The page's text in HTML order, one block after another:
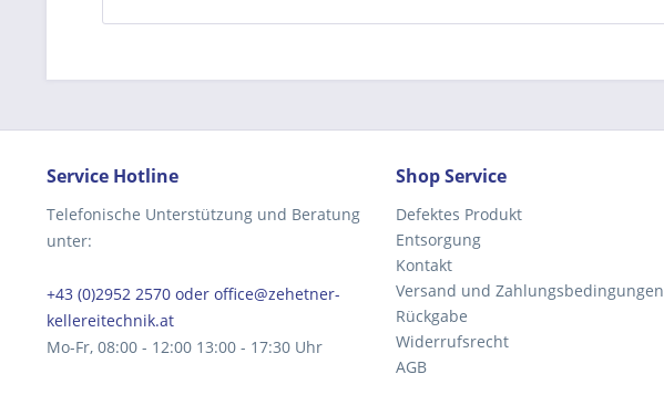
Service Hotline
Telefonische Unterstützung und Beratung
unter:
+43 (0)2952 2570 oder office@zehetner-
kellereitechnik.at
Mo-Fr, 08:00 - 12:00 13:00 - 17:30 Uhr
Shop Service
Defektes Produkt
Entsorgung
Kontakt
Versand und Zahlungsbedingungen
Rückgabe
Widerrufsrecht
AGB